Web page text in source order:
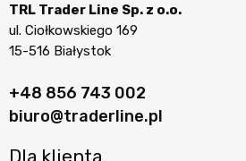
TRL Trader Line Sp. z o.o.
ul. Ciołkowskiego 169
15-516 Białystok
+48 856 743 002
biuro@traderline.pl
Dla klienta